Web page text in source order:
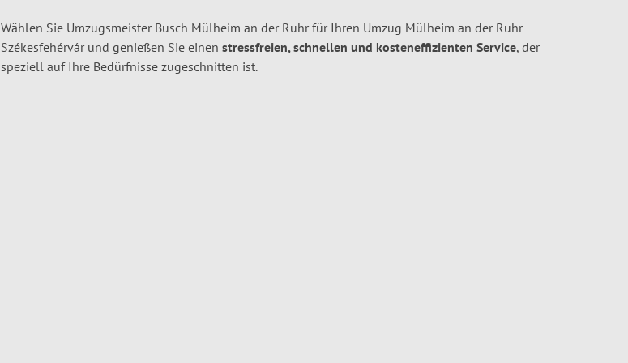
Wählen Sie Umzugsmeister Busch Mülheim an der Ruhr für Ihren Umzug Mülheim an der Ruhr
Székesfehérvár und genießen Sie einen stressfreien, schnellen und kosteneffizienten Service, der
speziell auf Ihre Bedürfnisse zugeschnitten ist.